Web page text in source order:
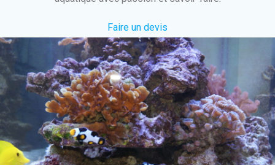
Faire un devis